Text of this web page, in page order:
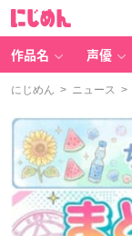
作品名 声優
にじめん > ニュース >